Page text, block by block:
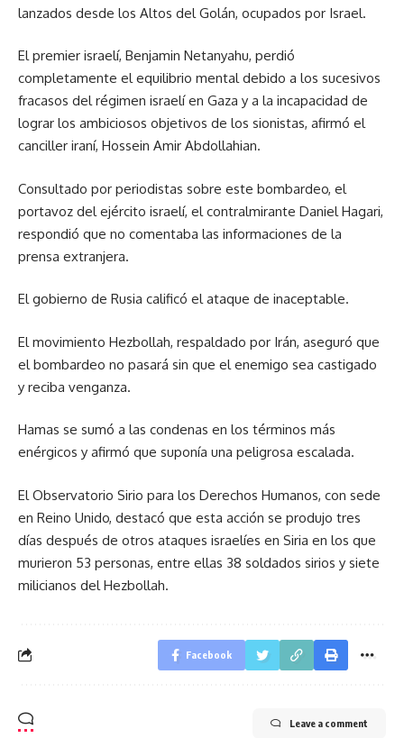
lanzados desde los Altos del Golán, ocupados por Israel.
El premier israelí, Benjamin Netanyahu, perdió
completamente el equilibrio mental debido a los sucesivos
fracasos del régimen israelí en Gaza y a la incapacidad de
lograr los ambiciosos objetivos de los sionistas, afirmó el
canciller iraní, Hossein Amir Abdollahian.
Consultado por periodistas sobre este bombardeo, el
portavoz del ejército israelí, el contralmirante Daniel Hagari,
respondió que no comentaba las informaciones de la
prensa extranjera.
El gobierno de Rusia calificó el ataque de inaceptable.
El movimiento Hezbollah, respaldado por Irán, aseguró que
el bombardeo no pasará sin que el enemigo sea castigado
y reciba venganza.
Hamas se sumó a las condenas en los términos más
enérgicos y afirmó que suponía una peligrosa escalada.
El Observatorio Sirio para los Derechos Humanos, con sede
en Reino Unido, destacó que esta acción se produjo tres
días después de otros ataques israelíes en Siria en los que
murieron 53 personas, entre ellas 38 soldados sirios y siete
milicianos del Hezbollah.
Facebook
Leave a comment